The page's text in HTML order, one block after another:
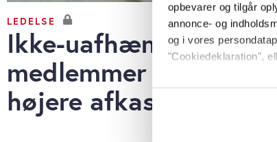
opbevarer og tilgår
annonce- og
og i vores
"Cookiedeklaration",
Hvis du tillader det, vil
Identificere
LEDELSE
Ikke-uafhængige
medlemmer giver
højere afkast